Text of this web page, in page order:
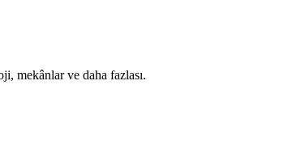
mekânlar ve daha fazlası.